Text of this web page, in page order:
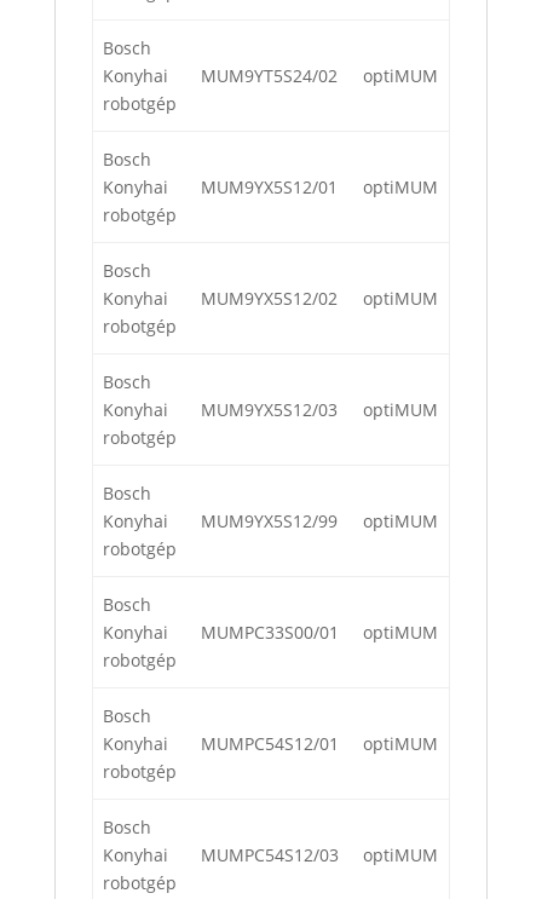
Bosch
Konyhai
robotgép
MUM9YT5S24/02 optiMUM
Bosch
Konyhai
robotgép
MUM9YX5S12/01 optiMUM
Bosch
Konyhai
robotgép
MUM9YX5S12/02 optiMUM
Bosch
Konyhai
robotgép
MUM9YX5S12/03 optiMUM
Bosch
Konyhai
robotgép
MUM9YX5S12/99 optiMUM
Bosch
Konyhai
robotgép
MUMPC33S00/01 optiMUM
Bosch
Konyhai
robotgép
MUMPC54S12/01 optiMUM
Bosch
Konyhai
robotgép
MUMPC54S12/03 optiMUM